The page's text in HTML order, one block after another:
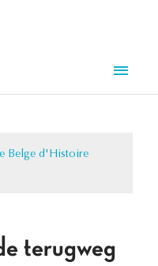
Belge d'Histoire
terugweg